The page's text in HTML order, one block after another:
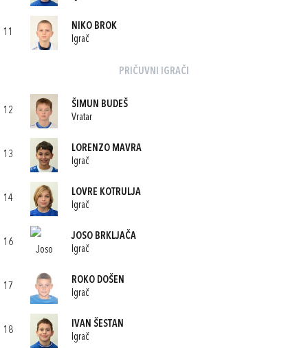
11
NIKO BROK
Igrač
PRIČUVNI IGRAČI
12
ŠIMUN BUDEŠ
Vratar
13
LORENZO MAVRA
Igrač
14
LOVRE KOTRULJA
Igrač
16
JOSO BRKLJAČA
Igrač
17
ROKO DOŠEN
Igrač
18
IVAN ŠESTAN
Igrač